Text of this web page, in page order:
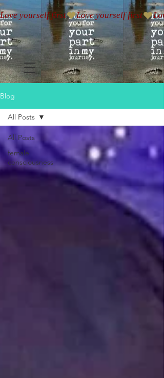
Love yourself first
Blog
All Posts
female
consciousness
All Posts